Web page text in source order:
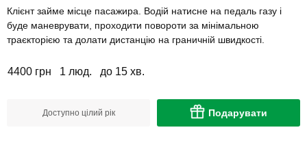
Клієнт займе місце пасажира. Водій натисне на педаль газу і
буде маневрувати, проходити повороти за мінімальною
траєкторією та долати дистанцію на граничній швидкості.
4400 грн 1 люд. до 15 хв.
Доступно цілий рік Подарувати